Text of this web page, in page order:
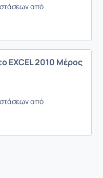
από
EXCEL 2010 Μέρος
από